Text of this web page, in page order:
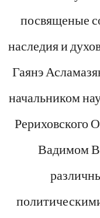
посвященые
наследия и
Гаянэ
начальником
Рериховского
Вадимом